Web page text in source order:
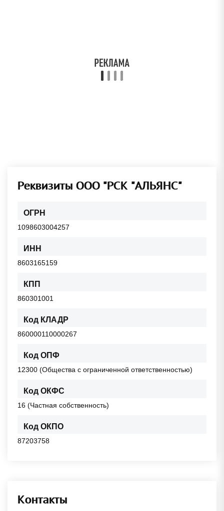
Реквизиты ООО "РСК "АЛЬЯНС"
ОГРН
1098603004257
ИНН
8603165159
КПП
860301001
Код КЛАДР
860000110000267
Код ОПФ
12300 (Общества с ограниченной ответственностью)
Код ОКФС
16 (Частная собственность)
Код ОКПО
87203758
Контакты